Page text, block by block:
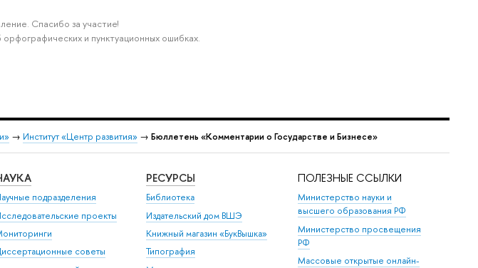
Спасибо за участие!
и пунктуационных ошибках.
→ Институт «Центр развития» → Бюллетень «Комментарии о Государстве и Бизнесе»
подразделения
проекты
советы
РЕСУРСЫ
Библиотека
Издательский дом ВШЭ
Книжный магазин «БукВышка»
Типография
ПОЛЕЗНЫЕ ССЫЛКИ
Министерство науки и
высшего образования РФ
Министерство просвещения
РФ
Массовые открытые онлайн-